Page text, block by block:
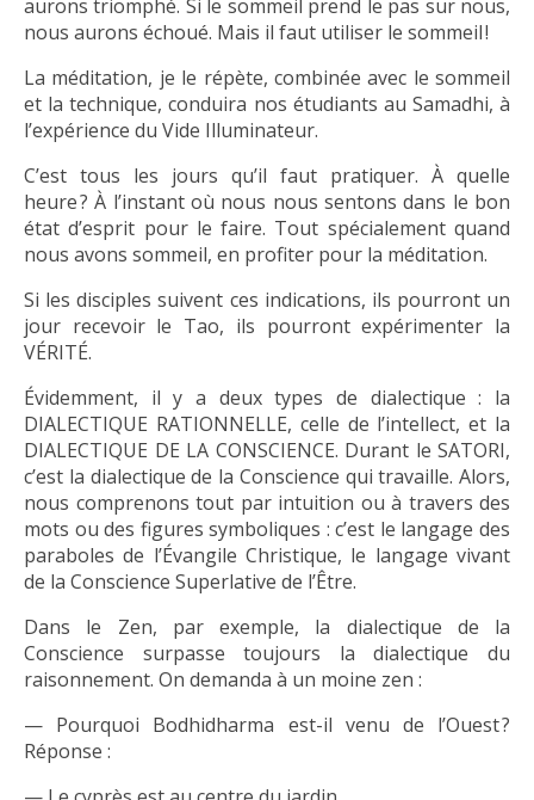
aurons triomphé. Si le sommeil prend le pas sur nous,
nous aurons échoué. Mais il faut utiliser le sommeil !
La méditation, je le répète, combinée avec le sommeil
et la technique, conduira nos étudiants au Samadhi, à
l’expérience du Vide Illuminateur.
C’est tous les jours qu’il faut pratiquer. À quelle
heure ? À l’instant où nous nous sentons dans le bon
état d’esprit pour le faire. Tout spécialement quand
nous avons sommeil, en profiter pour la méditation.
Si les disciples suivent ces indications, ils pourront un
jour recevoir le Tao, ils pourront expérimenter la
VÉRITÉ.
Évidemment, il y a deux types de dialectique : la
DIALECTIQUE RATIONNELLE, celle de l’intellect, et la
DIALECTIQUE DE LA CONSCIENCE. Durant le SATORI,
c’est la dialectique de la Conscience qui travaille. Alors,
nous comprenons tout par intuition ou à travers des
mots ou des figures symboliques : c’est le langage des
paraboles de l’Évangile Christique, le langage vivant
de la Conscience Superlative de l’Être.
Dans le Zen, par exemple, la dialectique de la
Conscience surpasse toujours la dialectique du
raisonnement. On demanda à un moine zen :
— Pourquoi Bodhidharma est-il venu de l’Ouest ?
Réponse :